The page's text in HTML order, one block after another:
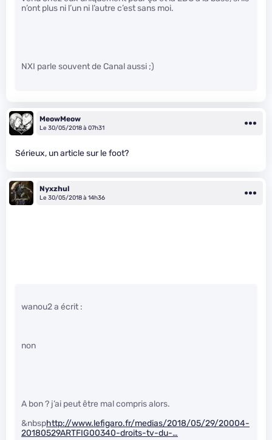
n’ont plus ni l’un ni l’autre c’est sans moi.
NXI parle souvent de Canal aussi ;)
MeowMeow
Le 30/05/2018 à 07h31
Sérieux, un article sur le foot?
Nyxzhul
Le 30/05/2018 à 14h36
wanou2 a écrit :
non
A bon ? j’ai peut être mal compris alors.
&nbsphttp://www.lefigaro.fr/medias/2018/05/29/20004-
20180529ARTFIG00340-droits-tv-du-…